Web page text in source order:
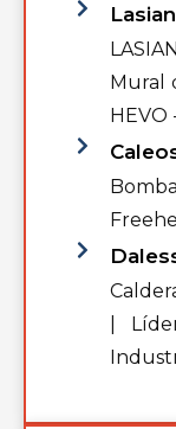
Lasian
Mural
HEVO
|